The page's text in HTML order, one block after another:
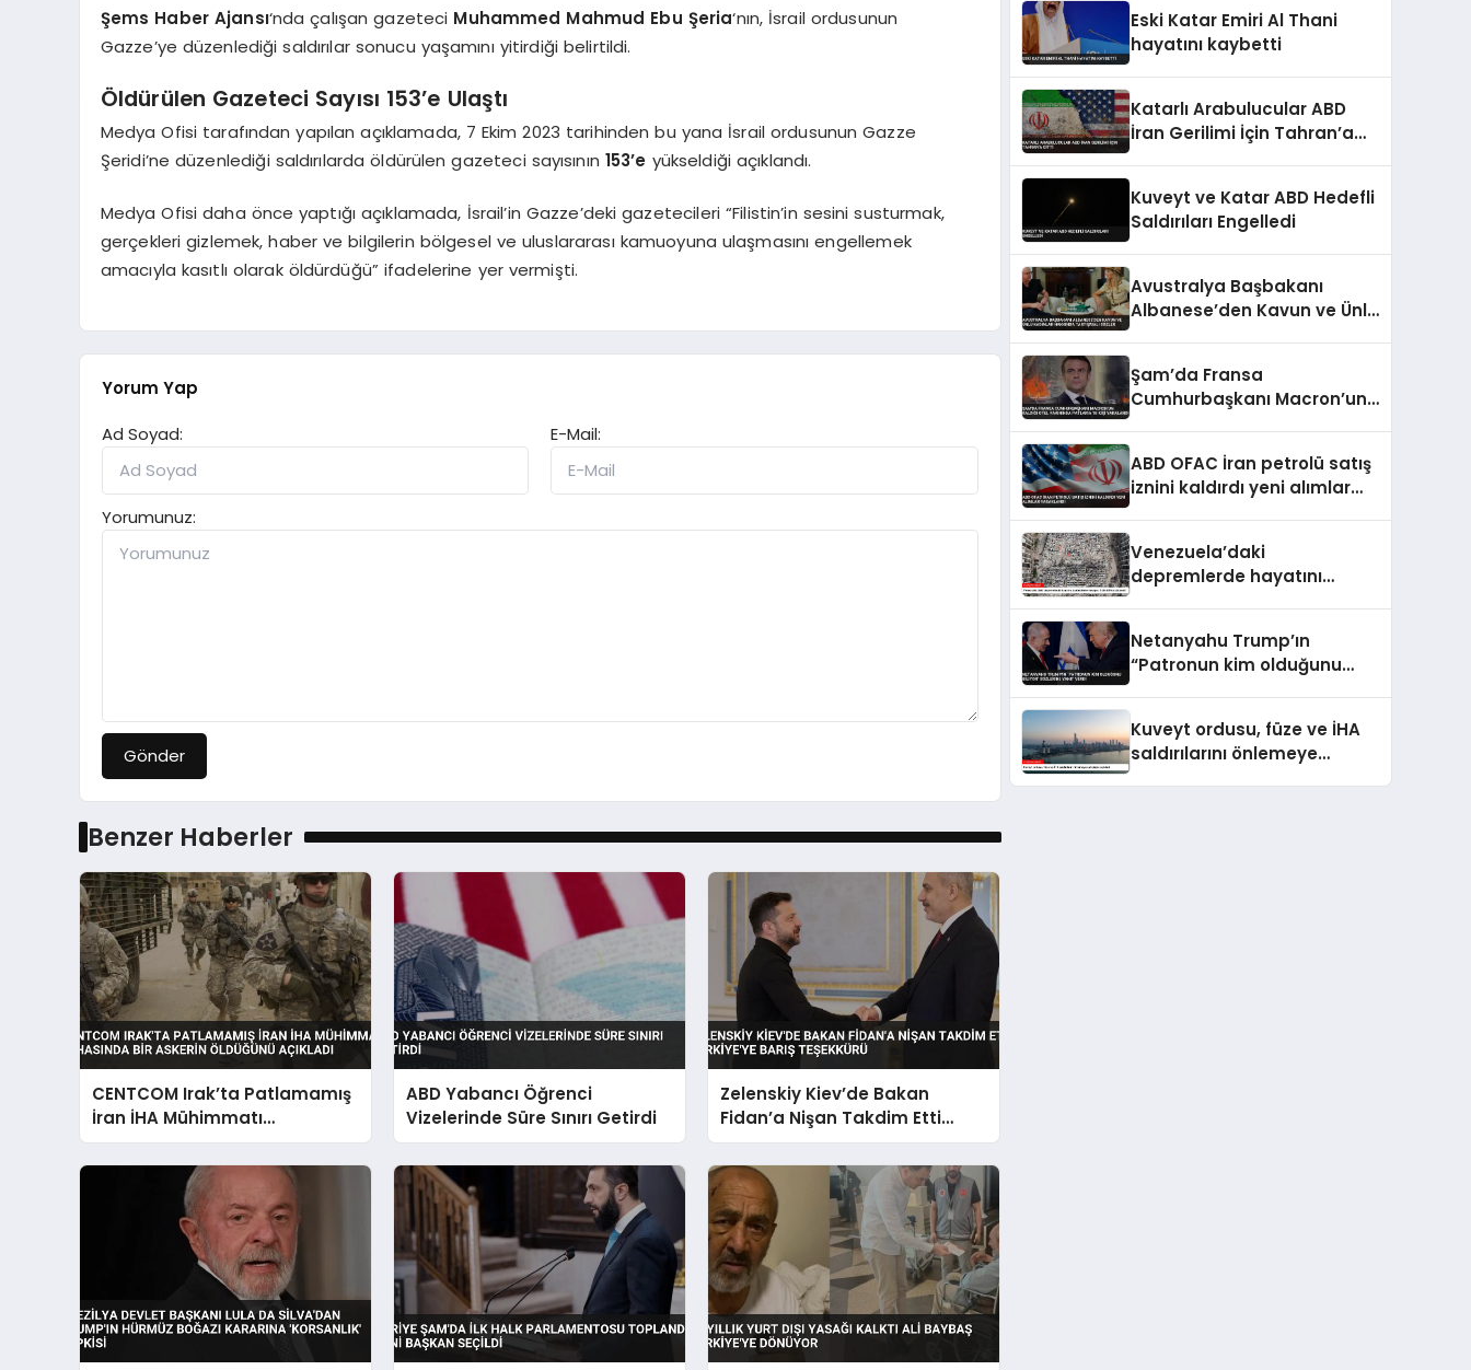
Şems Haber Ajansı‘nda çalışan gazeteci Muhammed Mahmud Ebu Şeria‘nın, İsrail ordusunun
Gazze’ye düzenlediği saldırılar sonucu yaşamını yitirdiği belirtildi.
Öldürülen Gazeteci Sayısı 153’e Ulaştı
Medya Ofisi tarafından yapılan açıklamada, 7 Ekim 2023 tarihinden bu yana İsrail ordusunun Gazze
Şeridi’ne düzenlediği saldırılarda öldürülen gazeteci sayısının 153’e yükseldiği açıklandı.
Medya Ofisi daha önce yaptığı açıklamada, İsrail’in Gazze’deki gazetecileri “Filistin’in sesini susturmak,
gerçekleri gizlemek, haber ve bilgilerin bölgesel ve uluslararası kamuoyuna ulaşmasını engellemek
amacıyla kasıtlı olarak öldürdüğü” ifadelerine yer vermişti.
Yorum Yap
Ad Soyad:
E-Mail:
Yorumunuz:
Gönder
Benzer Haberler
CENTCOM Irak’ta Patlamamış
İran İHA Mühimmatı
İmhasında Bir Askerin
Öldüğünü Açıkladı
ABD Yabancı Öğrenci
Vizelerinde Süre Sınırı Getirdi
Zelenskiy Kiev’de Bakan
Fidan’a Nişan Takdim Etti
Türkiye’ye Barış Teşekkürü
Eski Katar Emiri Al Thani
hayatını kaybetti
Katarlı Arabulucular ABD
İran Gerilimi İçin Tahran’a
Kuveyt ve Katar ABD Hedefli
Saldırıları Engelledi
Avustralya Başbakanı
Albanese’den Kavun ve Ünlü
Şam’da Fransa
Cumhurbaşkanı Macron’un
ABD OFAC İran petrolü satış
iznini kaldırdı yeni alımlar
Venezuela’daki
depremlerde hayatını
Netanyahu Trump’ın
“Patronun kim olduğunu
Kuveyt ordusu, füze ve İHA
saldırılarını önlemeye